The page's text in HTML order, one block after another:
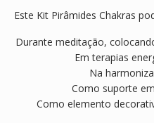
Este Kit Pirâmides Chakras
Durante meditação,
Em terapias
Na
Como suporte
Como elemento